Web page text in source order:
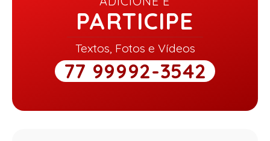
PARTICIPE
Textos, Fotos e Vídeos
77 99992-3542